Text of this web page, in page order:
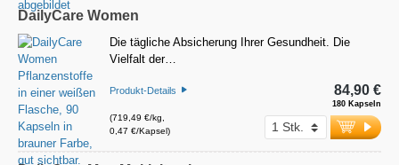
DailyCare Women
Die tägliche Absicherung Ihrer Gesundheit. Die
Vielfalt der…
Produkt-Details
(719,49 €/kg,
0,47 €/Kapsel)
180 Kapseln
84,90 €